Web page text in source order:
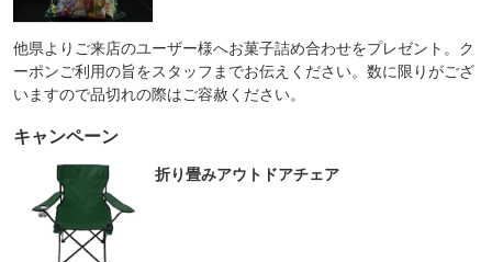
他県よりご来店のユーザー様へお菓子詰め合わせをプレゼント。ク
ーポンご利用の旨をスタッフまでお伝えください。数に限りがござ
いますので品切れの際はご容赦ください。
キャンペーン
折り畳みアウトドアチェア